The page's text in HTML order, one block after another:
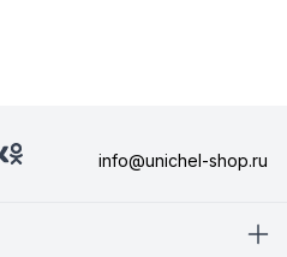
info@unichel-shop.ru